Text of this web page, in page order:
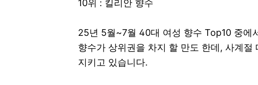
10위 : 킬리안 향수
25년 5월~7월 40대 여성 향수 Top10 중에
향수가 상위권을 차지 할 만도 한데, 사계
지키고 있습니다.